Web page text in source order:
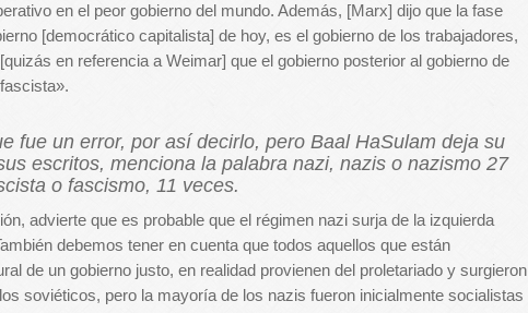
en el peor gobierno del mundo. Además, [Marx] dijo que la fase
[democrático capitalista] de hoy, es el gobierno de los trabajadores,
en referencia a Weimar] que el gobierno posterior al gobierno de
fue un error, por así decirlo, pero Baal HaSulam deja su
escritos, menciona la palabra nazi, nazis o nazismo 27
o fascismo, 11 veces.
advierte que es probable que el régimen nazi surja de la izquierda
debemos tener en cuenta que todos aquellos que están
de un gobierno justo, en realidad provienen del proletariado y surgieron
soviéticos, pero la mayoría de los nazis fueron inicialmente socialistas